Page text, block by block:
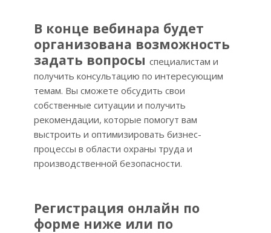
В конце вебинара будет
организована возможность
задать вопросы специалистам и
получить консультацию по интересующим
темам. Вы сможете обсудить свои
собственные ситуации и получить
рекомендации, которые помогут вам
выстроить и оптимизировать бизнес-
процессы в области охраны труда и
производственной безопасности.
Регистрация онлайн по
форме ниже или по